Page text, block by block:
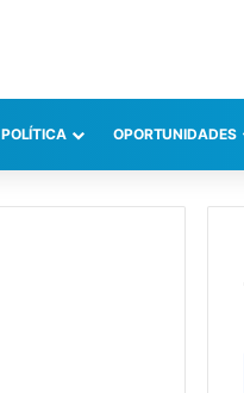
POLÍTICA OPORTUNIDADES